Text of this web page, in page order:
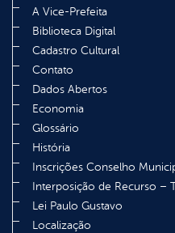
A Vice-Prefeita
Biblioteca Digital
Cadastro Cultural
Contato
Dados Abertos
Economia
Glossário
História
Inscrições Conselho
Interposição de Recurso –
Lei Paulo Gustavo
Localização